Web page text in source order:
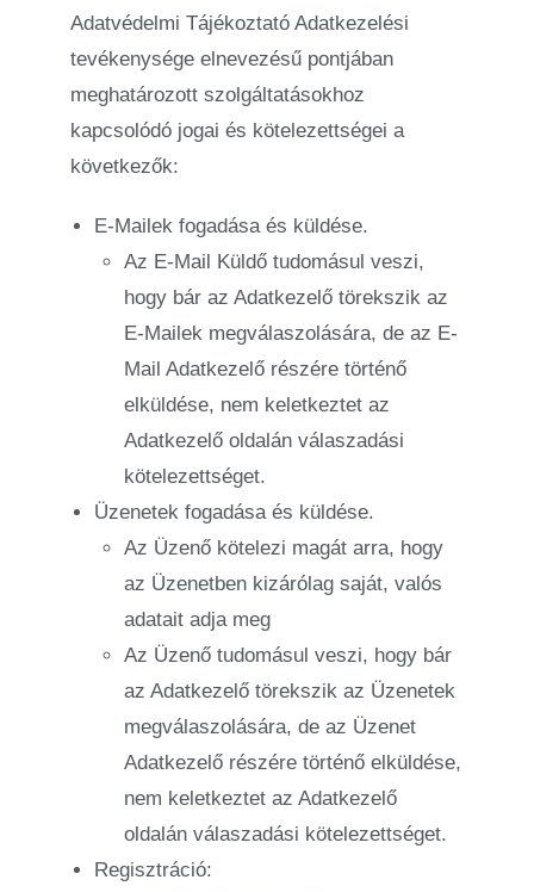
Adatvédelmi Tájékoztató Adatkezelési
tevékenysége elnevezésű pontjában
meghatározott szolgáltatásokhoz
kapcsolódó jogai és kötelezettségei a
következők:
E-Mailek fogadása és küldése.
Az E-Mail Küldő tudomásul veszi,
hogy bár az Adatkezelő törekszik az
E-Mailek megválaszolására, de az E-
Mail Adatkezelő részére történő
elküldése, nem keletkeztet az
Adatkezelő oldalán válaszadási
kötelezettséget.
Üzenetek fogadása és küldése.
Az Üzenő kötelezi magát arra, hogy
az Üzenetben kizárólag saját, valós
adatait adja meg
Az Üzenő tudomásul veszi, hogy bár
az Adatkezelő törekszik az Üzenetek
megválaszolására, de az Üzenet
Adatkezelő részére történő elküldése,
nem keletkeztet az Adatkezelő
oldalán válaszadási kötelezettséget.
Regisztráció: